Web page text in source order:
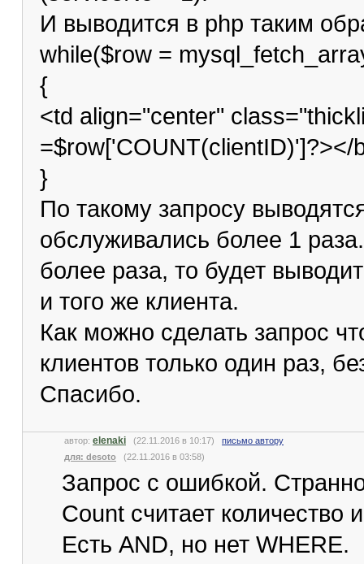
И выводится в php таким
while($row =
{
<td align="center"
=$row['COUNT(clientID)']?></
}
По такому запросу
обслуживались более 1
более раза, то будет
и того же клиента.
Как можно сделать запрос
клиентов только один раз,
Спасибо.
автор: elenaki (22.11.2016 в 10:17) письмо автору
для: desoto (22.11.2016 в 03:58)
Запрос с ошибкой.
Count считает количество
Есть AND, но нет WHERE.